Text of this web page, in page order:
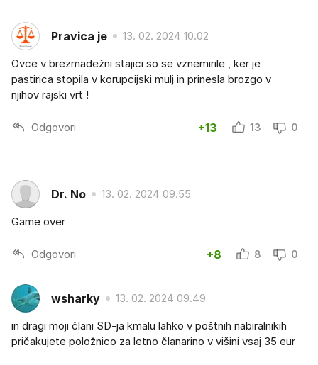
Pravica je 13. 02. 2024 10.02
Ovce v brezmadežni stajici so se vznemirile , ker je
pastirica stopila v korupcijski mulj in prinesla brozgo v
njihov rajski vrt !
Odgovori +13 13 0
Dr. No 13. 02. 2024 09.55
Game over
Odgovori +8 8 0
wsharky 13. 02. 2024 09.49
in dragi moji člani SD-ja kmalu lahko v poštnih nabiralnikih
pričakujete položnico za letno članarino v višini vsaj 35 eur